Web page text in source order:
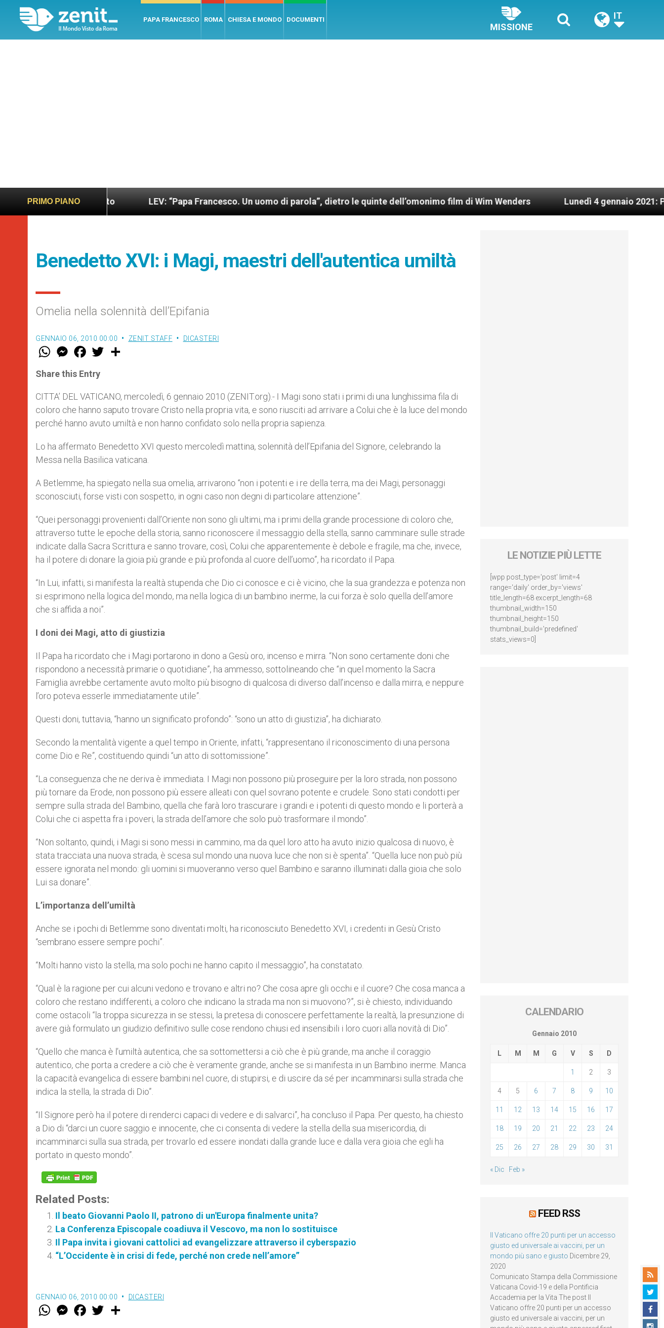
PAPA FRANCESCO ROMA CHIESA E MONDO DOCUMENTI
MISSIONE
IT
PRIMO PIANO
sano e giusto LEV: “Papa Francesco. Un uomo di parola”, dietro le quinte dell’omonimo film di Wim Wenders Lunedì 4 gennaio 2021: Possesso
Benedetto XVI: i Magi, maestri dell'autentica umiltà
Omelia nella solennità dell’Epifania
GENNAIO 06, 2010 00:00 ZENIT STAFF DICASTERI
W
t
s
p
p
M
e
s
e
g
e
r
F
a
e
b
o
k
w
r
Share this Entry
CITTA’ DEL VATICANO, mercoledì, 6 gennaio 2010 (ZENIT.org).- I Magi sono stati i primi di una lunghissima fila di
coloro che hanno saputo trovare Cristo nella propria vita, e sono riusciti ad arrivare a Colui che è la luce del mondo
perché hanno avuto umiltà e non hanno confidato solo nella propria sapienza.
Lo ha affermato Benedetto XVI questo mercoledì mattina, solennità dell’Epifania del Signore, celebrando la
Messa nella Basilica vaticana.
A Betlemme, ha spiegato nella sua omelia, arrivarono “non i potenti e i re della terra, ma dei Magi, personaggi
sconosciuti, forse visti con sospetto, in ogni caso non degni di particolare attenzione”.
“Quei personaggi provenienti dall’Oriente non sono gli ultimi, ma i primi della grande processione di coloro che,
attraverso tutte le epoche della storia, sanno riconoscere il messaggio della stella, sanno camminare sulle strade
indicate dalla Sacra Scrittura e sanno trovare, così, Colui che apparentemente è debole e fragile, ma che, invece,
ha il potere di donare la gioia più grande e più profonda al cuore dell’uomo”, ha ricordato il Papa.
“In Lui, infatti, si manifesta la realtà stupenda che Dio ci conosce e ci è vicino, che la sua grandezza e potenza non
si esprimono nella logica del mondo, ma nella logica di un bambino inerme, la cui forza è solo quella dell’amore
che si affida a noi”.
I doni dei Magi, atto di giustizia
Il Papa ha ricordato che i Magi portarono in dono a Gesù oro, incenso e mirra. “Non sono certamente doni che
rispondono a necessità primarie o quotidiane”, ha ammesso, sottolineando che “in quel momento la Sacra
Famiglia avrebbe certamente avuto molto più bisogno di qualcosa di diverso dall’incenso e dalla mirra, e neppure
l’oro poteva esserle immediatamente utile”.
Questi doni, tuttavia, “hanno un significato profondo”: “sono un atto di giustizia”, ha dichiarato.
Secondo la mentalità vigente a quel tempo in Oriente, infatti, “rappresentano il riconoscimento di una persona
come Dio e Re”, costituendo quindi “un atto di sottomissione”.
“La conseguenza che ne deriva è immediata. I Magi non possono più proseguire per la loro strada, non possono
più tornare da Erode, non possono più essere alleati con quel sovrano potente e crudele. Sono stati condotti per
sempre sulla strada del Bambino, quella che farà loro trascurare i grandi e i potenti di questo mondo e li porterà a
Colui che ci aspetta fra i poveri, la strada dell’amore che solo può trasformare il mondo”.
“Non soltanto, quindi, i Magi si sono messi in cammino, ma da quel loro atto ha avuto inizio qualcosa di nuovo, è
stata tracciata una nuova strada, è scesa sul mondo una nuova luce che non si è spenta”. “Quella luce non può più
essere ignorata nel mondo: gli uomini si muoveranno verso quel Bambino e saranno illuminati dalla gioia che solo
Lui sa donare”.
L’importanza dell’umiltà
Anche se i pochi di Betlemme sono diventati molti, ha riconosciuto Benedetto XVI, i credenti in Gesù Cristo
“sembrano essere sempre pochi”.
“Molti hanno visto la stella, ma solo pochi ne hanno capito il messaggio”, ha constatato.
“Qual è la ragione per cui alcuni vedono e trovano e altri no? Che cosa apre gli occhi e il cuore? Che cosa manca a
coloro che restano indifferenti, a coloro che indicano la strada ma non si muovono?”, si è chiesto, individuando
come ostacoli “la troppa sicurezza in se stessi, la pretesa di conoscere perfettamente la realtà, la presunzione di
avere già formulato un giudizio definitivo sulle cose rendono chiusi ed insensibili i loro cuori alla novità di Dio”.
“Quello che manca è l’umiltà autentica, che sa sottomettersi a ciò che è più grande, ma anche il coraggio
autentico, che porta a credere a ciò che è veramente grande, anche se si manifesta in un Bambino inerme. Manca
la capacità evangelica di essere bambini nel cuore, di stupirsi, e di uscire da sé per incamminarsi sulla strada che
indica la stella, la strada di Dio”.
“Il Signore però ha il potere di renderci capaci di vedere e di salvarci”, ha concluso il Papa. Per questo, ha chiesto
a Dio di “darci un cuore saggio e innocente, che ci consenta di vedere la stella della sua misericordia, di
incamminarci sulla sua strada, per trovarlo ed essere inondati dalla grande luce e dalla vera gioia che egli ha
portato in questo mondo”.
Related Posts:
Il beato Giovanni Paolo II, patrono di un'Europa finalmente unita?
La Conferenza Episcopale coadiuva il Vescovo, ma non lo sostituisce
Il Papa invita i giovani cattolici ad evangelizzare attraverso il cyberspazio
“L’Occidente è in crisi di fede, perché non crede nell’amore”
GENNAIO 06, 2010 00:00 DICASTERI
W M
e
F
a w
LE NOTIZIE PIÙ LETTE
[wpp post_type='post' limit=4
range='daily' order_by='views'
title_length=68 excerpt_length=68
thumbnail_width=150
thumbnail_height=150
thumbnail_build='predefined'
stats_views=0]
CALENDARIO
Gennaio 2010
L M M G V S D
1 2 3
4 5 6 7 8 9 10
11 12 13 14 15 16 17
18 19 20 21 22 23 24
25 26 27 28 29 30 31
« Dic Feb »
FEED RSS
Il Vaticano offre 20 punti per un accesso
giusto ed universale ai vaccini, per un
mondo più sano e giusto Dicembre 29,
2020
Comunicato Stampa della Commissione
Vaticana Covid-19 e della Pontificia
Accademia per la Vita The post Il
Vaticano offre 20 punti per un accesso
giusto ed universale ai vaccini, per un